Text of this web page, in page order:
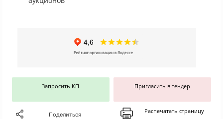
Запросить КП Пригласить в тендер
Поделиться Распечатать страницу